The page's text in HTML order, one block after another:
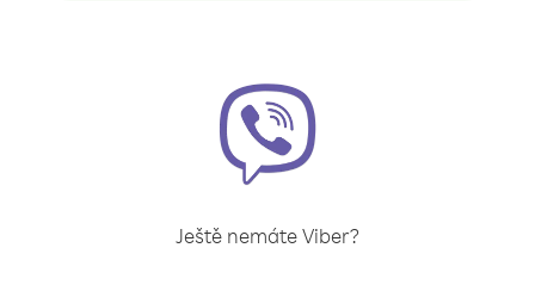
Ještě nemáte Viber?